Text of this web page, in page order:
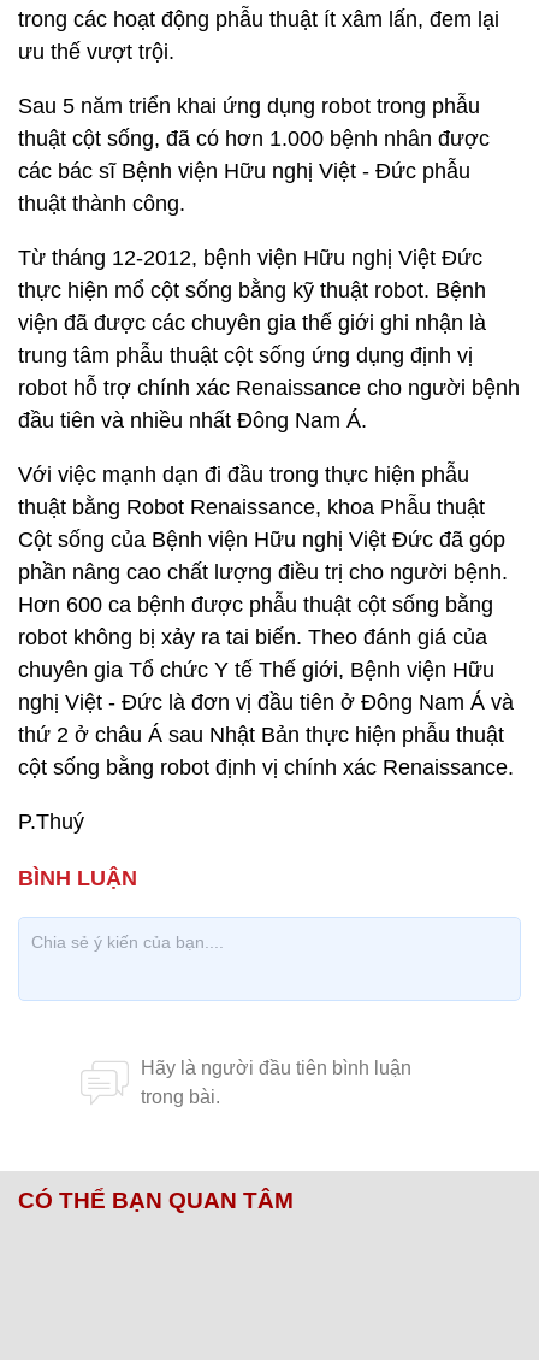
trong các hoạt động phẫu thuật ít xâm lấn, đem lại
ưu thế vượt trội.
Sau 5 năm triển khai ứng dụng robot trong phẫu
thuật cột sống, đã có hơn 1.000 bệnh nhân được
các bác sĩ Bệnh viện Hữu nghị Việt - Đức phẫu
thuật thành công.
Từ tháng 12-2012, bệnh viện Hữu nghị Việt Đức
thực hiện mổ cột sống bằng kỹ thuật robot. Bệnh
viện đã được các chuyên gia thế giới ghi nhận là
trung tâm phẫu thuật cột sống ứng dụng định vị
robot hỗ trợ chính xác Renaissance cho người bệnh
đầu tiên và nhiều nhất Đông Nam Á.
Với việc mạnh dạn đi đầu trong thực hiện phẫu
thuật bằng Robot Renaissance, khoa Phẫu thuật
Cột sống của Bệnh viện Hữu nghị Việt Đức đã góp
phần nâng cao chất lượng điều trị cho người bệnh.
Hơn 600 ca bệnh được phẫu thuật cột sống bằng
robot không bị xảy ra tai biến. Theo đánh giá của
chuyên gia Tổ chức Y tế Thế giới, Bệnh viện Hữu
nghị Việt - Đức là đơn vị đầu tiên ở Đông Nam Á và
thứ 2 ở châu Á sau Nhật Bản thực hiện phẫu thuật
cột sống bằng robot định vị chính xác Renaissance.
P.Thuý
CÓ THỂ BẠN QUAN TÂM